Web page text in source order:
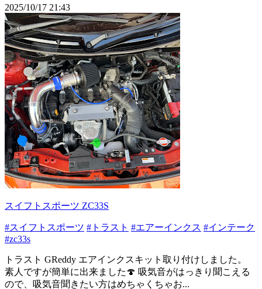
2025/10/17 21:43
スイフトスポーツ ZC33S
#スイフトスポーツ #トラスト #エアーインクス #インテーク
#zc33s
トラスト GReddy エアインクスキット取り付けしました。
素人ですが簡単に出来ました🍄 吸気音がはっきり聞こえる
ので、吸気音聞きたい方はめちゃくちゃお...